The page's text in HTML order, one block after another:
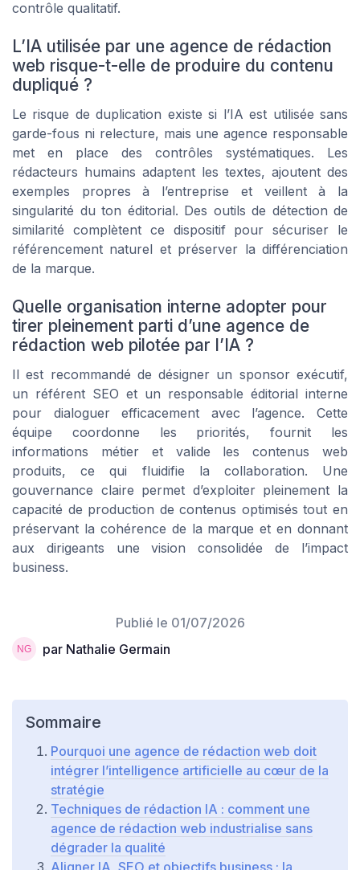
contrôle qualitatif.
L’IA utilisée par une agence de rédaction
web risque-t-elle de produire du contenu
dupliqué ?
Le risque de duplication existe si l’IA est utilisée sans
garde-fous ni relecture, mais une agence responsable
met en place des contrôles systématiques. Les
rédacteurs humains adaptent les textes, ajoutent des
exemples propres à l’entreprise et veillent à la
singularité du ton éditorial. Des outils de détection de
similarité complètent ce dispositif pour sécuriser le
référencement naturel et préserver la différenciation
de la marque.
Quelle organisation interne adopter pour
tirer pleinement parti d’une agence de
rédaction web pilotée par l’IA ?
Il est recommandé de désigner un sponsor exécutif,
un référent SEO et un responsable éditorial interne
pour dialoguer efficacement avec l’agence. Cette
équipe coordonne les priorités, fournit les
informations métier et valide les contenus web
produits, ce qui fluidifie la collaboration. Une
gouvernance claire permet d’exploiter pleinement la
capacité de production de contenus optimisés tout en
préservant la cohérence de la marque et en donnant
aux dirigeants une vision consolidée de l’impact
business.
Publié le 01/07/2026
par Nathalie Germain
Sommaire
Pourquoi une agence de rédaction web doit
intégrer l’intelligence artificielle au cœur de la
stratégie
Techniques de rédaction IA : comment une
agence de rédaction web industrialise sans
dégrader la qualité